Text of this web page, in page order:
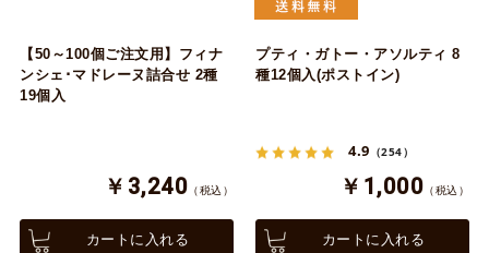
【50～100個ご注文用】フィナ
ンシェ･マドレーヌ詰合せ 2種
19個入
￥3,240 （税込）
カートに入れる
プティ・ガトー・アソルティ 8
種12個入(ポストイン)
4.9 （254）
￥1,000 （税込）
カートに入れる